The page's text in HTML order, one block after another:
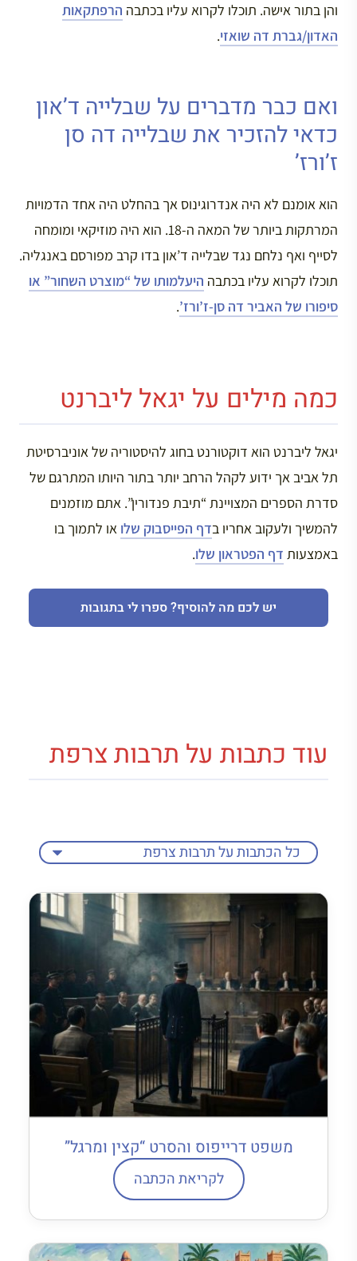
והן בתור אישה. תוכלו לקרוא עליו בכתבה הרפתקאות
האדון/גברת דה שואזי.
ואם כבר מדברים על שבלייה ד’און
כדאי להזכיר את שבלייה דה סן
ז’ורז’
הוא אומנם לא היה אנדרוגינוס אך בהחלט היה אחד הדמויות
המרתקות ביותר של המאה ה-18. הוא היה מוזיקאי ומומחה
לסייף ואף נלחם נגד שבלייה ד’און בדו קרב מפורסם באנגליה.
תוכלו לקרוא עליו בכתבה היעלמותו של “מוצרט השחור” או
סיפורו של האביר דה סן-ז’ורז’.
כמה מילים על יגאל ליברנט
יגאל ליברנט הוא דוקטורנט בחוג להיסטוריה של אוניברסיטת
תל אביב אך ידוע לקהל הרחב יותר בתור היותו המתרגם של
סדרת הספרים המצויינת “תיבת פנדורין”. אתם מוזמנים
להמשיך ולעקוב אחריו בדף הפייסבוק שלו או לתמוך בו
באמצעות דף הפטראון שלו.
יש לכם מה להוסיף? ספרו לי בתגובות
עוד כתבות על תרבות צרפת
משפט דרייפוס והסרט “קצין ומרגל”
לקריאת הכתבה